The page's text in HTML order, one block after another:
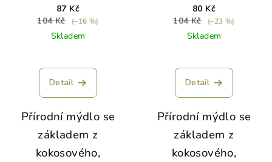
87 Kč
104 Kč
(–16 %)
Skladem
Detail
Přírodní mýdlo se
základem z
kokosového,
80 Kč
104 Kč
(–23 %)
Skladem
Detail
Přírodní mýdlo se
základem z
kokosového,